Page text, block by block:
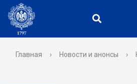
Главная › Новости и анонсы ›